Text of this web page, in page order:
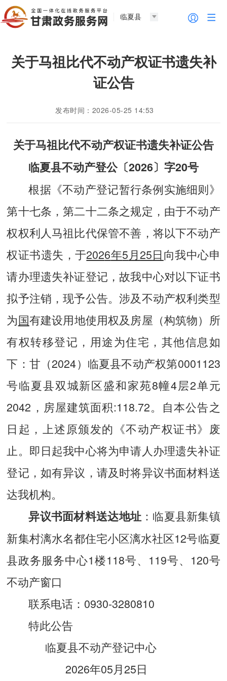
临夏县
关于马祖比代不动产权证书遗失补
证公告
发布时间：2026-05-25 14:53
关于马祖比代不动产权证书遗失补证公告
临夏县不动产登公〔2026〕字20号
根据《不动产登记暂行条例实施细则》
第十七条，第二十二条之规定，由于不动产
权权利人马祖比代保管不善，将以下不动产
权证书遗失，于2026年5月25日向我中心申
请办理遗失补证登记，故我中心对以下证书
拟予注销，现予公告。涉及不动产权利类型
为国有建设用地使用权及房屋（构筑物）所
有权转移登记，用途为住宅，其他信息如
下：甘（2024）临夏县不动产权第0001123
号临夏县双城新区盛和家苑8幢4层2单元
2042，房屋建筑面积:118.72。自本公告之
日起，上述原颁发的《不动产权证书》废
止。即日起我中心将为申请人办理遗失补证
登记，如有异议，请及时将异议书面材料送
达我机构。
异议书面材料送达地址 ：临夏县新集镇
新集村漓水名都住宅小区漓水社区12号临夏
县政务服务中心1楼118号、119号、120号
不动产窗口
联系电话：0930-3280810
特此公告
临夏县不动产登记中心
2026年05月25日